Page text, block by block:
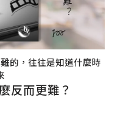
的，往往是知道什麼時
反而更難？